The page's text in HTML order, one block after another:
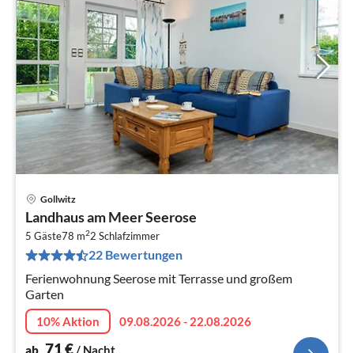
Gollwitz
Landhaus am Meer Seerose
5 Gäste78 m22 Schlafzimmer
22 Bewertungen
Ferienwohnung Seerose mit Terrasse und großem
Garten
10% Aktion
09.08.2026 - 22.08.2026
ab 71€/ Nacht